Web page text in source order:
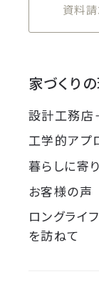
資料
家づくり
設計工務店
工学的アプ
暮らしに寄
お客様の声
ロングライ
を訪ねて